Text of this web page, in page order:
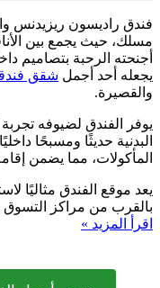
فندق راديسون ريزيدنس
مسلك، حيث يجمع بين
أجنحته الرحبة بتصاميم
يجعله أحد أجمل شقق
والقصيرة.
يوفر الفندق لضيوفه
البدنية حديثًا ومسبحًا
المأكولات، مما يضمن
يعد موقع الفندق مثاليًا
بالقرب من مراكز التسوق
اقرأ المزيد »